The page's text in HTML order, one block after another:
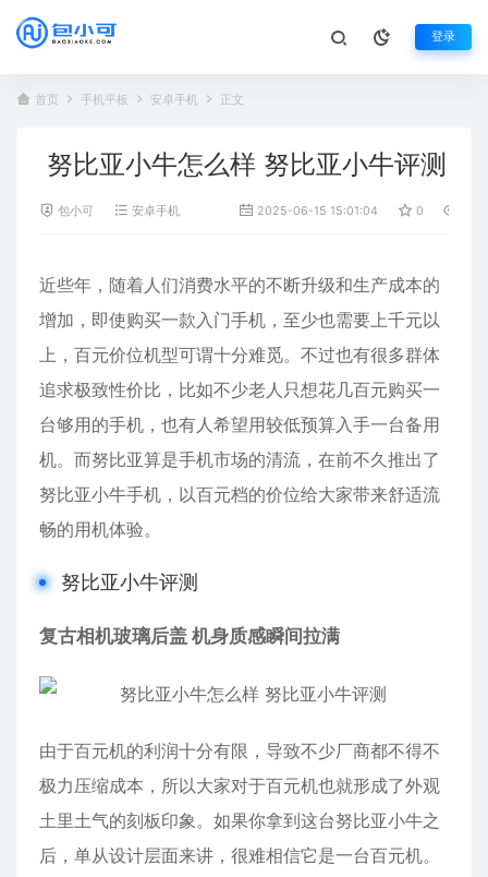
登录
首页 手机平板 安卓手机 正文
努比亚小牛怎么样 努比亚小牛评测
包小可 安卓手机 2025-06-15 15:01:04 0
近些年，随着人们消费水平的不断升级和生产成本的
增加，即使购买一款入门手机，至少也需要上千元以
上，百元价位机型可谓十分难觅。不过也有很多群体
追求极致性价比，比如不少老人只想花几百元购买一
台够用的手机，也有人希望用较低预算入手一台备用
机。而努比亚算是手机市场的清流，在前不久推出了
努比亚小牛手机，以百元档的价位给大家带来舒适流
畅的用机体验。
努比亚小牛评测
复古相机玻璃后盖 机身质感瞬间拉满
由于百元机的利润十分有限，导致不少厂商都不得不
极力压缩成本，所以大家对于百元机也就形成了外观
土里土气的刻板印象。如果你拿到这台努比亚小牛之
后，单从设计层面来讲，很难相信它是一台百元机。